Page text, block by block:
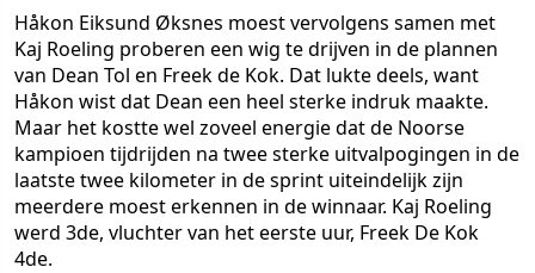
Håkon Eiksund Øksnes moest vervolgens samen met
Kaj Roeling proberen een wig te drijven in de plannen
van Dean Tol en Freek de Kok. Dat lukte deels, want
Håkon wist dat Dean een heel sterke indruk maakte.
Maar het kostte wel zoveel energie dat de Noorse
kampioen tijdrijden na twee sterke uitvalpogingen in de
laatste twee kilometer in de sprint uiteindelijk zijn
meerdere moest erkennen in de winnaar. Kaj Roeling
werd 3de, vluchter van het eerste uur, Freek De Kok
4de.